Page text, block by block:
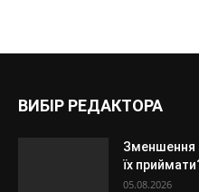
ВИБІР РЕДАКТОРА
Зменшення
їх
05.08.2026